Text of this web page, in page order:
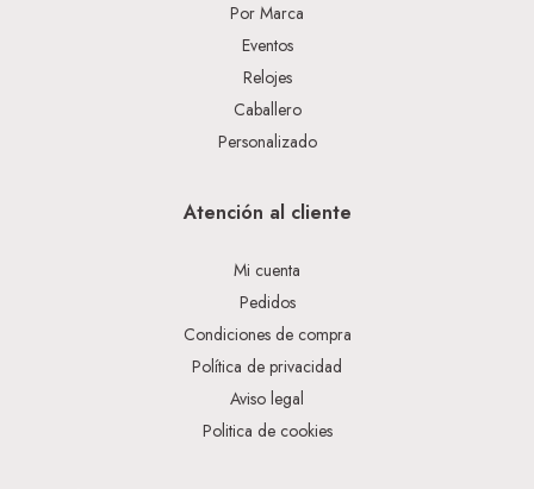
Por Marca
Eventos
Relojes
Caballero
Personalizado
Atención al cliente
Mi cuenta
Pedidos
Condiciones de compra
Política de privacidad
Aviso legal
Politica de cookies